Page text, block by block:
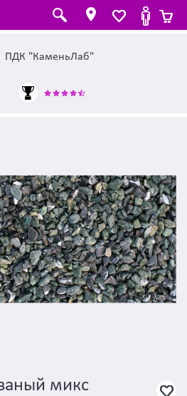
ПДК "КаменьЛаб"
микс